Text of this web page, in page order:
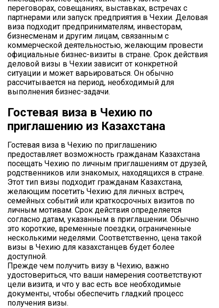
переговорах, совещаниях, выставках, встречах с
партнерами или запуск предприятия в Чехии. Деловая
виза подходит предпринимателям, инвесторам,
бизнесменам и другим лицам, связанным с
коммерческой деятельностью, желающим провести
официальные бизнес-визиты в стране. Срок действия
деловой визы в Чехии зависит от конкретной
ситуации и может варьироваться. Он обычно
рассчитывается на период, необходимый для
выполнения бизнес-задачи.
Гостевая виза в Чехию по
приглашению из Казахстана
Гостевая виза в Чехию по приглашению
предоставляет возможность гражданам Казахстана
посещать Чехию по личным приглашениям от друзей,
родственников или знакомых, находящихся в стране.
Этот тип визы подходит гражданам Казахстана,
желающим посетить Чехию для личных встреч,
семейных событий или краткосрочных визитов по
личным мотивам. Срок действия определяется
согласно датам, указанным в приглашении. Обычно
это короткие, временные поездки, ограниченные
несколькими неделями. Соответственно, цена такой
визы в Чехию для казахстанцев будет более
доступной.
Прежде чем получить визу в Чехию, важно
удостовериться, что ваши намерения соответствуют
цели визита, и что у вас есть все необходимые
документы, чтобы обеспечить гладкий процесс
получения визы.